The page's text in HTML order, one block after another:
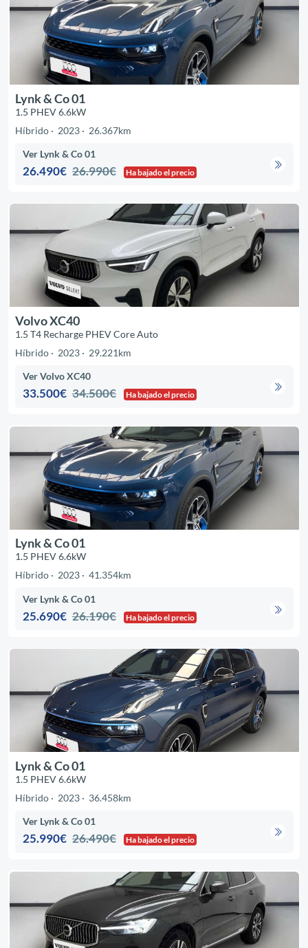
Lynk & Co 01
1.5 PHEV 6.6kW
Híbrido
2023 26.367km
Ver Lynk & Co 01
26.490€ 26.990€ Ha bajado el precio
Volvo XC40
1.5 T4 Recharge PHEV Core Auto
Híbrido
2023 29.221km
Ver Volvo XC40
33.500€ 34.500€ Ha bajado el precio
Lynk & Co 01
1.5 PHEV 6.6kW
Híbrido
2023 41.354km
Ver Lynk & Co 01
25.690€ 26.190€ Ha bajado el precio
Lynk & Co 01
1.5 PHEV 6.6kW
Híbrido
2023 36.458km
Ver Lynk & Co 01
25.990€ 26.490€ Ha bajado el precio